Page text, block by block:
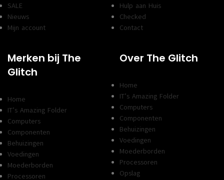
SALE
Nieuws
Mijn account
Hulp aan Huis
Checked
Contact
Merken bij The
Glitch
Home
IT’s Amazing Folder
Computers
Componenten
Behuizingen
Voedingen
Moederborden
Processoren
Over The Glitch
Home
IT’s Amazing Folder
Computers
Componenten
Behuizingen
Voedingen
Moederborden
Processoren
Opslag